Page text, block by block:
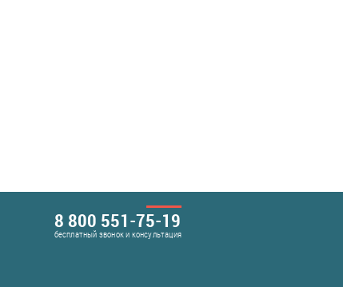
8 800 551-75-19
бесплатный звонок и консультация